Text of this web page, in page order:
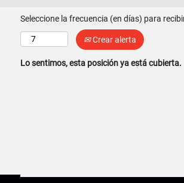
Seleccione la frecuencia (en días) para
Crear alerta
Lo sentimos, esta posición ya está cubierta.